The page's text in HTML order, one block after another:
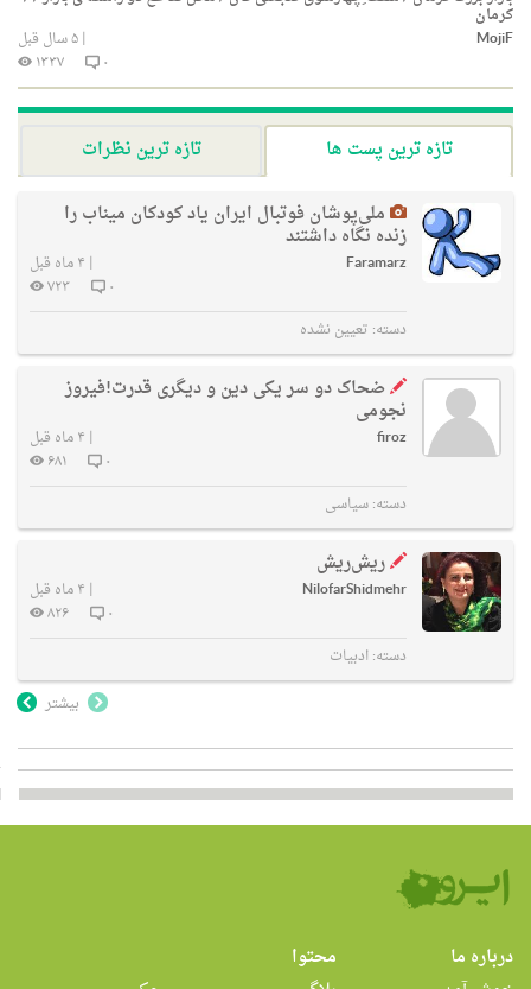
کرمان
MojiF
|۵ سال قبل
۰
۱۳۳۷
تازه ترین پست ها
تازه ترین نظرات
ملی‌پوشان فوتبال ایران یاد کودکان میناب را
زنده نگاه داشتند
Faramarz
| ۴ ماه قبل
۰
۷۲۳
دسته: تعیین نشده
ضحاک دو سر یکی دین و دیگری قدرت!فیروز
نجومی
firoz
| ۴ ماه قبل
۰
۶۸۱
دسته:سیاسی
ریش‌ریش
NilofarShidmehr
| ۴ ماه قبل
۰
۸۲۶
دسته:ادبیات
بیشتر
درباره ما
محتوا